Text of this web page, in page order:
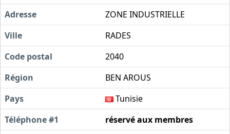
Adresse
ZONE INDUSTRIELLE
Ville
RADES
Code postal
2040
Région
BEN AROUS
Pays
Tunisie
Téléphone #1
réservé aux membres